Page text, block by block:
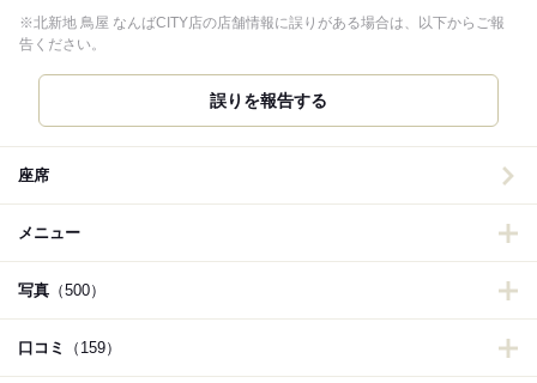
※北新地 鳥屋 なんばCITY店の店舗情報に誤りがある場合は、以下からご報
告ください。
誤りを報告する
座席
メニュー
写真 （500）
口コミ （159）